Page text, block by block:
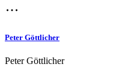
Peter Göttlicher
Peter Göttlicher